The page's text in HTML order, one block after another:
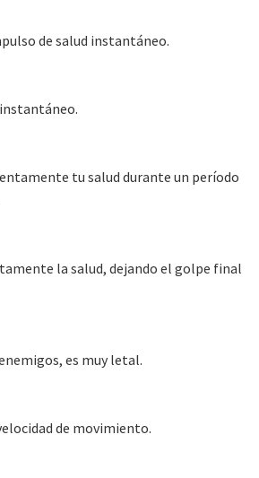
de salud instantáneo.
tu salud durante un período
la salud, dejando el golpe final
es muy letal.
de movimiento.